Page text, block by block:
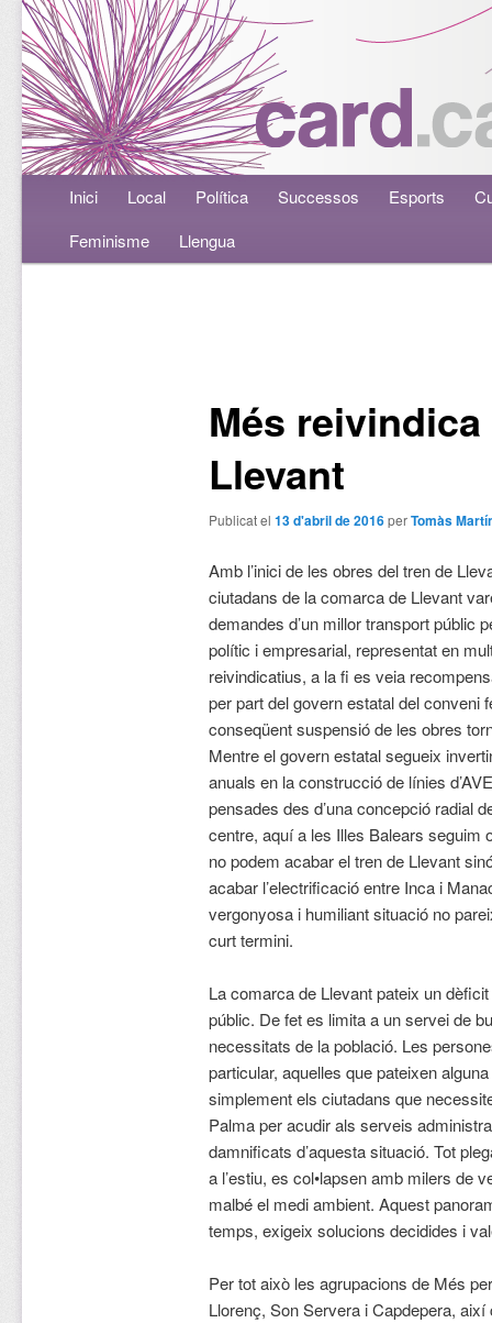
Menú principalAneu al contingut principal
Aneu al contingut secundari
Inici Local Política Successos Esports
Feminisme
Llengua
Més
Llevant
Publicat el 13 d'abril de 2016perTomàs
Amb l’inici de les obres del tren de
ciutadans de la comarca de Llevant
demandes d’un millor transport públic
polític i empresarial, representat en
reivindicatius, a la fi es veia
per part del govern estatal del conveni
conseqüent suspensió de les obres
Mentre el govern estatal segueix
anuals en la construcció de línies
pensades des d’una concepció radial
centre, aquí a les Illes Balears seguim
no podem acabar el tren de Llevant
acabar l’electrificació entre Inca i
vergonyosa i humiliant situació no
curt termini.
La comarca de Llevant pateix un
públic. De fet es limita a un servei de
necessitats de la població. Les
particular, aquelles que pateixen
simplement els ciutadans que
Palma per acudir als serveis
damnificats d’aquesta situació. Tot
a l’estiu, es col•lapsen amb milers de
malbé el medi ambient. Aquest
temps, exigeix solucions decidides i
Per tot això les agrupacions de Més
Llorenç, Son Servera i Capdepera, així